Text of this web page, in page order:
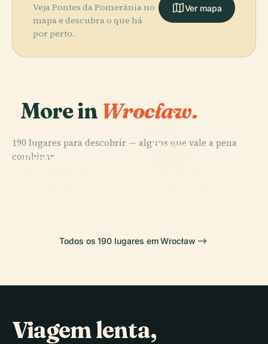
Veja Pontes da Pomerânia no
mapa e descubra o que há
por perto.
Ver mapa
More in Wrocław.
190 lugares para descobrir — alguns que vale a pena
combinar.
PLACE
Museu
PLACE
Fonte
Todos os 190 lugares em Wrocław
Viagem lenta,